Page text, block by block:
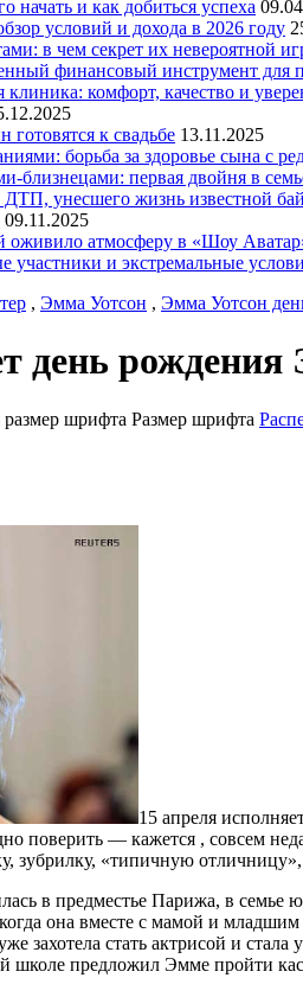
начать и как добиться успеха
условий и дохода в 2026 году
в чем секрет их невероятной
финансовый инструмент для
комфорт, качество и
к свадьбе 13.11.2025
борьба за здоровье сына с
близнецами: первая двойня в
унесшего жизнь известной
09.11.2025
оживило атмосферу в «Шоу
и экстремальные
, Эмма Уотсон , Эмма Уотсон
день
размер шрифта Размер шрифта
15 апреля
поверить — кажется , совсем
зубрилку, «типичную
в предместье Парижа, в
она вместе с мамой и
захотела стать актрисой и
школе предложил Эмме пройти